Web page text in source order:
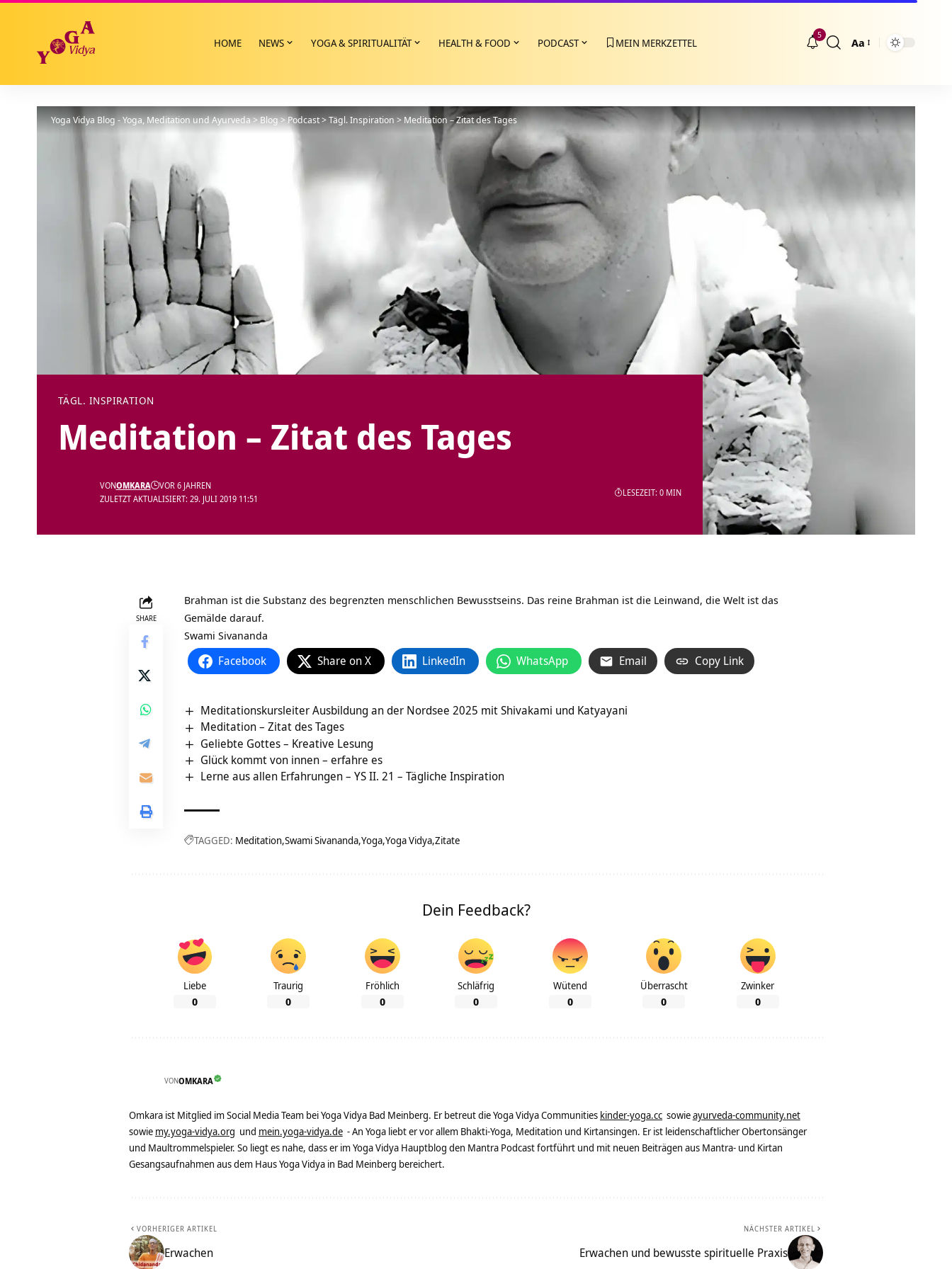
HOME NEWS YOGA & SPIRITUALITÄT HEALTH & FOOD PODCAST MEIN MERKZETTEL
5
Größenänderung
Aa
Yoga Vidya Blog - Yoga, Meditation und Ayurveda>Blog>Podcast>Tägl. Inspiration > Meditation – Zitat des Tages
TÄGL. INSPIRATION
Meditation – Zitat des Tages
ZULETZT AKTUALISIERT: 29. JULI 2019 11:51
VONOMKARA VOR 6 JAHREN
LESEZEIT: 0 MIN
SHARE
Brahman ist die Substanz des begrenzten menschlichen Bewusstseins. Das reine Brahman ist die Leinwand, die Welt ist das
Gemälde darauf.
Swami Sivananda
Facebook Share on X LinkedIn WhatsApp Email Copy Link
Meditationskursleiter Ausbildung an der Nordsee 2025 mit Shivakami und Katyayani
Meditation – Zitat des Tages
Geliebte Gottes – Kreative Lesung
Glück kommt von innen – erfahre es
Lerne aus allen Erfahrungen – YS II. 21 – Tägliche Inspiration
TAGGED: Meditation Swami Sivananda Yoga Yoga Vidya Zitate
Dein Feedback?
Liebe
0
Traurig
0
Fröhlich
0
Schläfrig
0
Wütend
0
Überrascht
0
Zwinker
0
VONOMKARA
Omkara ist Mitglied im Social Media Team bei Yoga Vidya Bad Meinberg. Er betreut die Yoga Vidya Communities kinder-yoga.cc sowieayurveda-community.net
sowie my.yoga-vidya.org und mein.yoga-vidya.de - An Yoga liebt er vor allem Bhakti-Yoga, Meditation und Kirtansingen. Er ist leidenschaftlicher Obertonsänger
und Maultrommelspieler. So liegt es nahe, dass er im Yoga Vidya Hauptblog den Mantra Podcast fortführt und mit neuen Beiträgen aus Mantra- und Kirtan
Gesangsaufnahmen aus dem Haus Yoga Vidya in Bad Meinberg bereichert.
VORHERIGER ARTIKEL
Erwachen
NÄCHSTER ARTIKEL
Erwachen und bewusste spirituelle Praxis